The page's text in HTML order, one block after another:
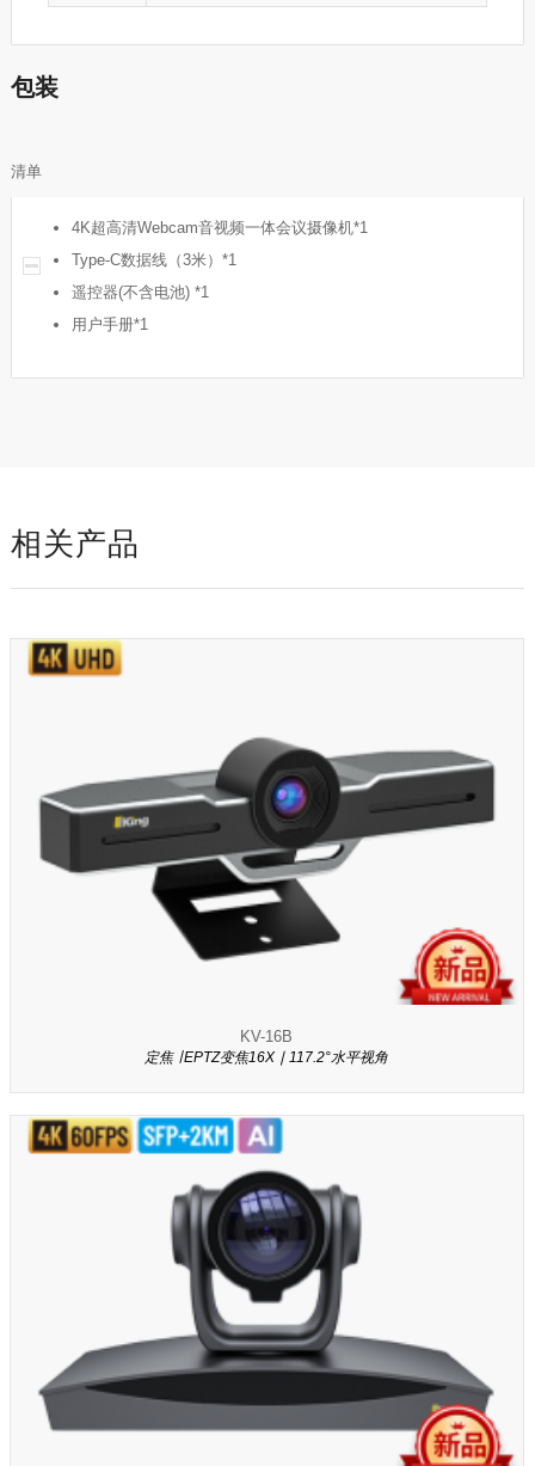
包装
清单
4K超高清Webcam音视频一体会议摄像机*1
Type-C数据线（3米）*1
遥控器(不含电池) *1
用户手册*1
相关产品
KV-16B
定焦 ∣ EPTZ变焦16X ∣ 117.2°水平视角